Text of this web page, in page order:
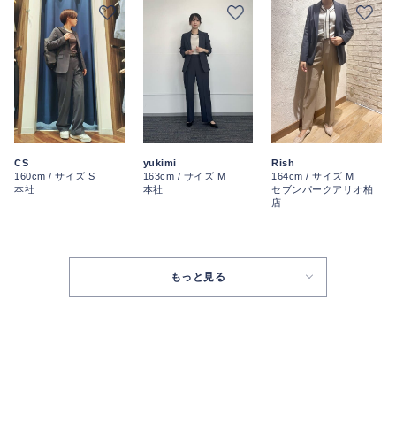
CS
160cm / サイズ S
本社
yukimi
163cm / サイズ M
本社
Rish
164cm / サイズ M
セブンパークアリオ柏
店
もっと見る